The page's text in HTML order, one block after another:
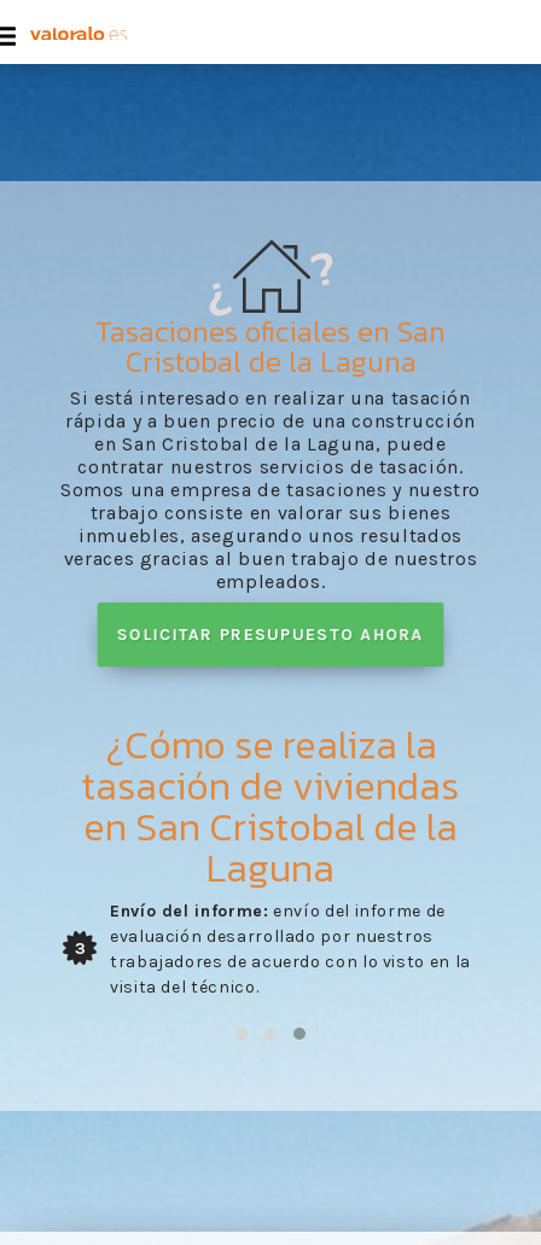
Tasaciones oficiales en San
Cristobal de la Laguna
Si está interesado en realizar una tasación
rápida y a buen precio de una construcción
en San Cristobal de la Laguna, puede
contratar nuestros servicios de tasación.
Somos una empresa de tasaciones y nuestro
trabajo consiste en valorar sus bienes
inmuebles, asegurando unos resultados
veraces gracias al buen trabajo de nuestros
empleados.
SOLICITAR PRESUPUESTO AHORA
¿Cómo se realiza la
tasación de viviendas
en San Cristobal de la
Laguna
3
Envío del informe: envío del informe de
evaluación desarrollado por nuestros
trabajadores de acuerdo con lo visto en la
visita del técnico.